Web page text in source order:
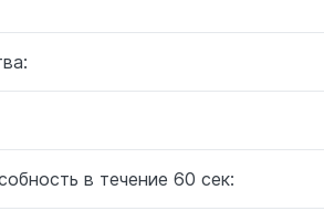
в течение 60 сек: